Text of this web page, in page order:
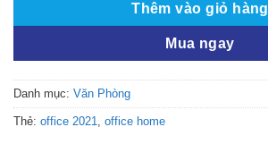
Thêm vào giỏ hàng
Mua ngay
Danh mục: Văn Phòng
Thẻ: office 2021, office home